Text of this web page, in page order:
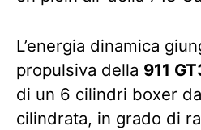
L’energia dinamica
propulsiva della 911
di un 6 cilindri boxer
cilindrata, in grado di